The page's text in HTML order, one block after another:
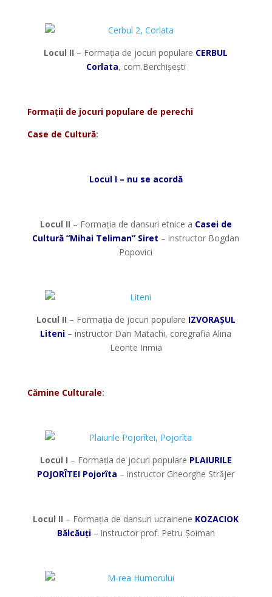
Locul II – Formația de jocuri populare CERBUL
Corlata, com.Berchișești
Formații de jocuri populare de perechi
Case de Cultură:
Locul I – nu se acordă
Locul II – Formația de dansuri etnice a Casei de
Cultură “Mihai Teliman” Siret – instructor Bogdan
Popovici
Locul II – Formația de jocuri populare IZVORAȘUL
Liteni – instructor Dan Matachi, coregrafia Alina
Leonte Irimia
Cămine Culturale:
Locul I – Formația de jocuri populare PLAIURILE
POJORÎTEI Pojorîta – instructor Gheorghe Străjer
Locul II – Formația de dansuri ucrainene KOZACIOK
Bălcăuți– instructor prof. Petru Șoiman